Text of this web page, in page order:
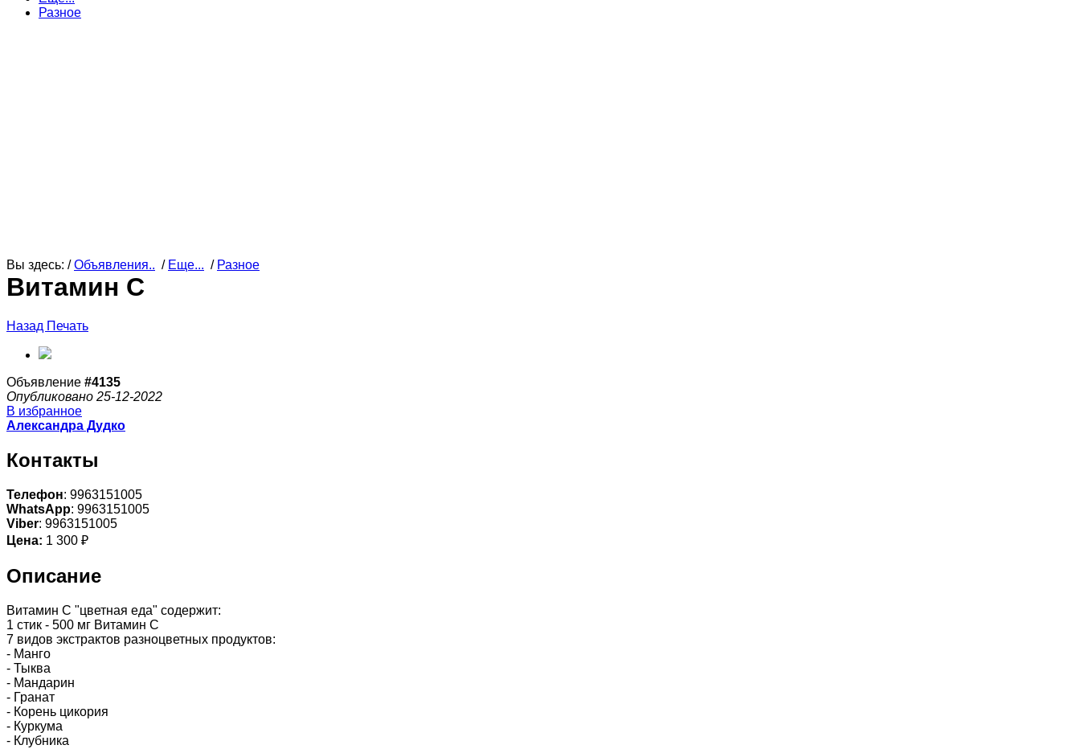
Разное
Вы здесь: /Объявления.. / Еще... / Разное
Витамин С
Назад Печать
Объявление #4135
Опубликовано 25-12-2022
В избранное
Александра Дудко
Контакты
Телефон: 9963151005
WhatsApp: 9963151005
Viber: 9963151005
Цена: 1 300 ₽
Описание
Витамин С "цветная еда" содержит:
1 стик - 500 мг Витамин С
7 видов экстрактов разноцветных продуктов:
- Манго
- Тыква
- Мандарин
- Гранат
- Корень цикория
- Куркума
- Клубника